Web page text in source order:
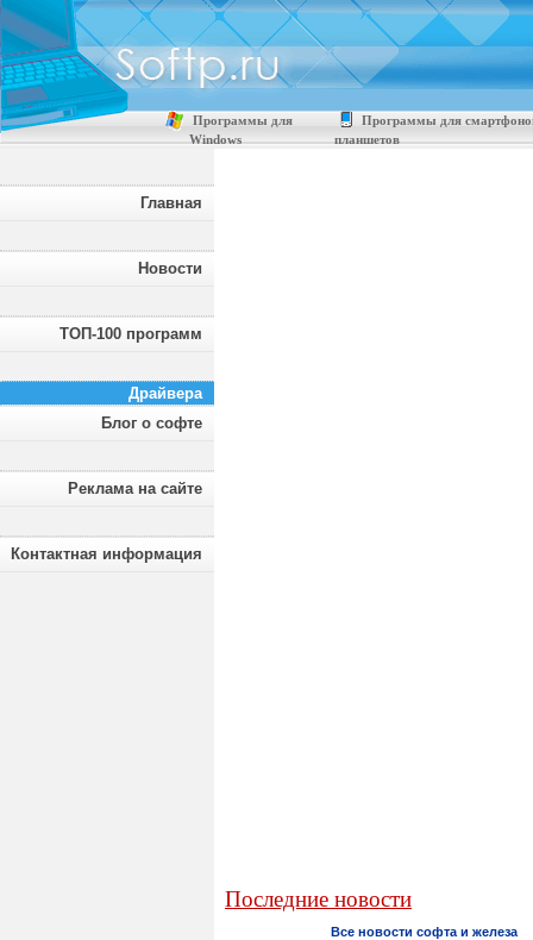
Программы для
Windows
Программы для
планшетов
Главная
Новости
ТОП-100 программ
Драйвера
Блог о софте
Реклама на сайте
Контактная информация
Последние новости
Все новости софта и железа